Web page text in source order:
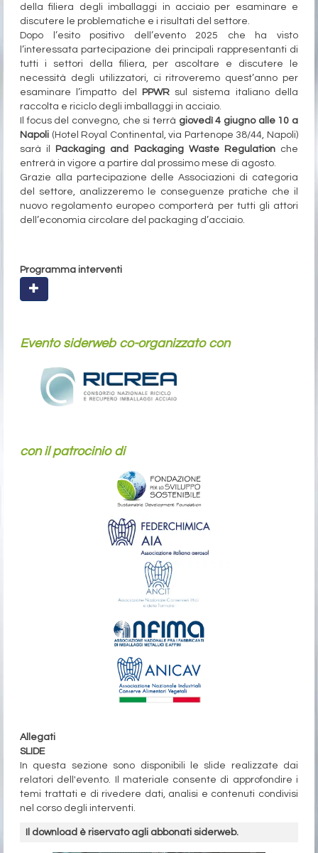
della filiera degli imballaggi in acciaio per esaminare e
discutere le problematiche e i risultati del settore.
Dopo l’esito positivo dell’evento 2025 che ha visto
l’interessata partecipazione dei principali rappresentanti di
tutti i settori della filiera, per ascoltare e discutere le
necessità degli utilizzatori, ci ritroveremo quest’anno per
esaminare l’impatto del
PPWRsul sistema italiano della
raccolta e riciclo degli imballaggi in acciaio.
Il focus del convegno, che si terrà giovedì 4 giugno alle 10 a
Napoli (Hotel Royal Continental, via Partenope 38/44, Napoli)
sarà il
Packaging and Packaging Waste Regulationche
entrerà in vigore a partire dal prossimo mese di agosto.
Grazie alla partecipazione delle Associazioni di categoria
del settore, analizzeremo le conseguenze pratiche che il
nuovo regolamento europeo comporterà per tutti gli attori
dell’economia circolare del packaging d’acciaio.
Programma interventi
Evento siderweb co-organizzato con
con il patrocinio di
Allegati
SLIDE
In questa sezione sono disponibili le slide realizzate dai
relatori dell'evento. Il materiale consente di approfondire i
temi trattati e di rivedere dati, analisi e contenuti condivisi
nel corso degli interventi.
Il download è riservato agli abbonati siderweb.